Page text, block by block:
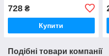
728 ₴
Купити
Подібні товари компанії